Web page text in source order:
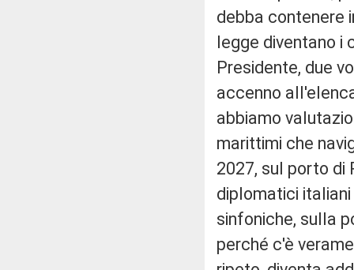
debba contenere
legge diventano
Presidente, due
accenno
abbiamo
marittimi che
2027, sul porto di
diplomatici
sinfoniche, sulla
perché c'è